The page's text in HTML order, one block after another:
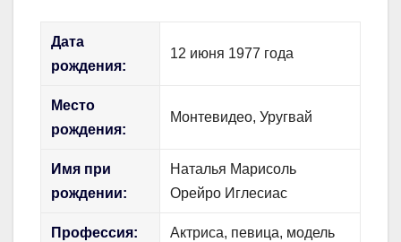
Дата
рождения:
12 июня 1977 года
Место
рождения:
Монтевидео, Уругвай
Имя при
рождении:
Наталья Марисоль
Орейро Иглесиас
Профессия: Актриса, певица, модель